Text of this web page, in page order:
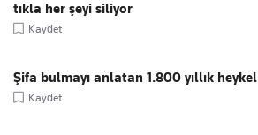
tıkla her şeyi siliyor
Kaydet
Şifa bulmayı anlatan 1.800 yıllık heykel
Kaydet